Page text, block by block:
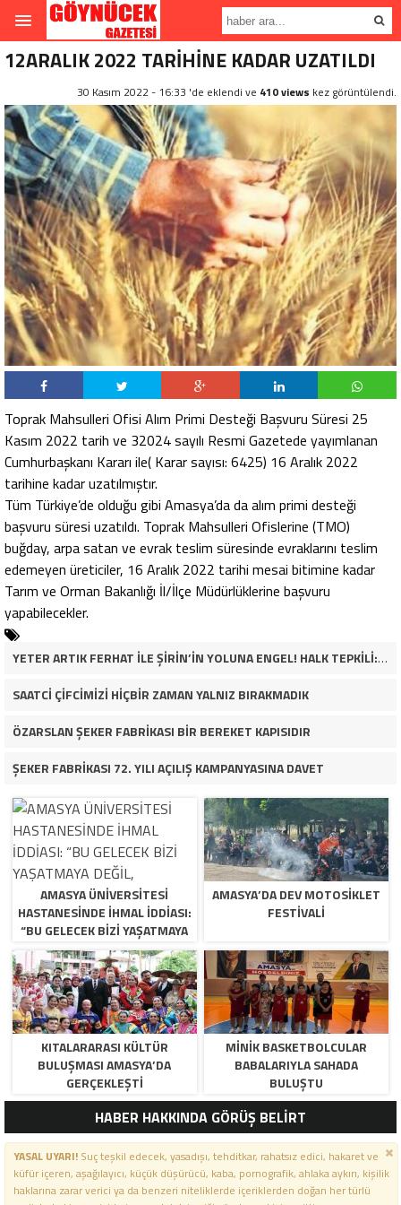
12ARALIK 2022 TARİHİNE KADAR UZATILDI
30 Kasım 2022 - 16:33 'de eklendi ve 410 views kez görüntülendi.
Toprak Mahsulleri Ofisi Alım Primi Desteği Başvuru Süresi 25
Kasım 2022 tarih ve 32024 sayılı Resmi Gazetede yayımlanan
Cumhurbaşkanı Kararı ile( Karar sayısı: 6425) 16 Aralık 2022
tarihine kadar uzatılmıştır.
Tüm Türkiye’de olduğu gibi Amasya’da da alım primi desteği
başvuru süresi uzatıldı. Toprak Mahsulleri Ofislerine (TMO)
buğday, arpa satan ve evrak teslim süresinde evraklarını teslim
edemeyen üreticiler, 16 Aralık 2022 tarihi mesai bitimine kadar
Tarım ve Orman Bakanlığı İl/İlçe Müdürlüklerine başvuru
yapabilecekler.
YETER ARTIK FERHAT İLE ŞİRİN’İN YOLUNA ENGEL! HALK TEPKİLİ: “YOLU KAPATMAK ÇÖZÜM DEĞİL, GÖREVİNİ YAP!”
SAATCİ ÇİFCİMİZİ HİÇBİR ZAMAN YALNIZ BIRAKMADIK
ÖZARSLAN ŞEKER FABRİKASI BİR BEREKET KAPISIDIR
ŞEKER FABRİKASI 72. YILI AÇILIŞ KAMPANYASINA DAVET
AMASYA ÜNİVERSİTESİ
HASTANESİNDE İHMAL İDDİASI:
“BU GELECEK BİZİ YAŞATMAYA
DEĞİL, ÖLDÜRMEYE GELİYOR!”
AMASYA’DA DEV MOTOSIKLET
FESTIVALI
KITALARARASI KÜLTÜR
BULUŞMASI AMASYA’DA
GERÇEKLEŞTI
MINIK BASKETBOLCULAR
BABALARIYLA SAHADA
BULUŞTU
HABER HAKKINDA GÖRÜŞ BELİRT
YASAL UYARI!Suç teşkil edecek, yasadışı, tehditkar, rahatsız edici, hakaret ve
küfür içeren, aşağılayıcı, küçük düşürücü, kaba, pornografik, ahlaka aykırı, kişilik
haklarına zarar verici ya da benzeri niteliklerde içeriklerden doğan her türlü